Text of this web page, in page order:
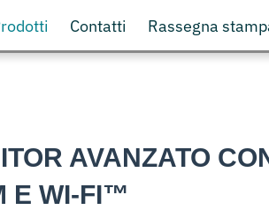
Contatti Rassegna
AVANZATO
E WI-FI™